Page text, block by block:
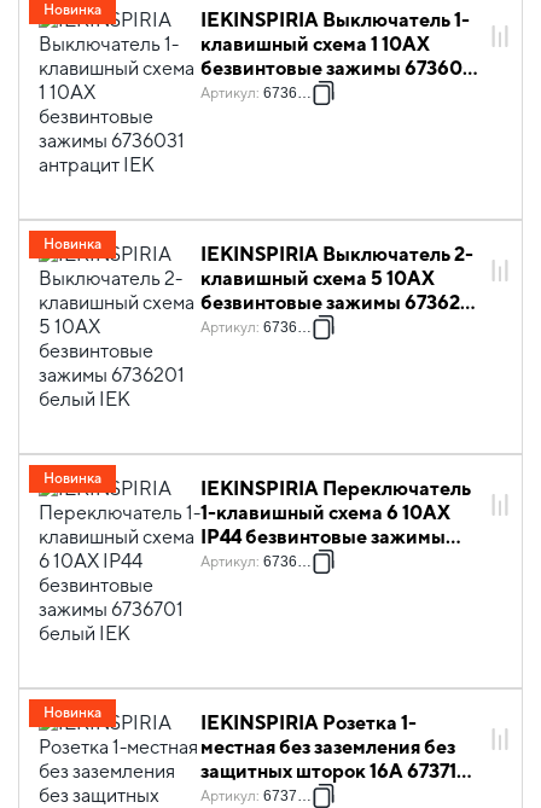
IEKINSPIRIA Выключатель 1-
клавишный схема 1 10АХ
безвинтовые зажимы 6736031
антрацит IEK
Артикул: 6736031
Новинка
IEKINSPIRIA Выключатель 2-
клавишный схема 5 10АХ
безвинтовые зажимы 6736201
белый IEK
Артикул: 6736201
Новинка
IEKINSPIRIA Переключатель
1-клавишный схема 6 10АХ
IP44 безвинтовые зажимы
6736701 белый IEK
Артикул: 6736701
Новинка
IEKINSPIRIA Розетка 1-
местная без заземления без
защитных шторок 16А 6737101
белый IEK
Артикул: 6737101
Новинка